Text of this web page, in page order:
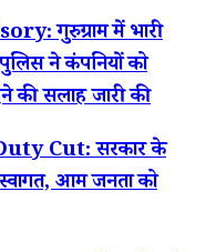
गुरुग्राम में भारी
ने कंपनियों को
की सलाह जारी की
Cut: सरकार के
आम जनता को